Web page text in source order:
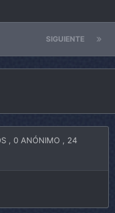
SIGUIENTE
, 0 ANÓNIMO , 24